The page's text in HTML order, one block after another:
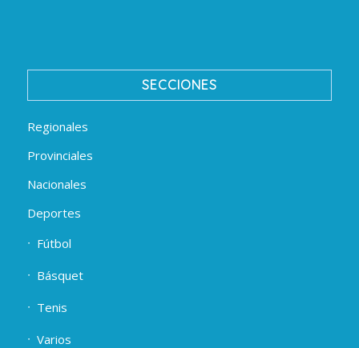
SECCIONES
Regionales
Provinciales
Nacionales
Deportes
Fútbol
Básquet
Tenis
Varios